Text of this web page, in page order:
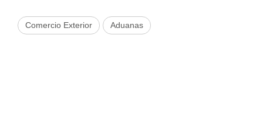
Comercio Exterior Aduanas